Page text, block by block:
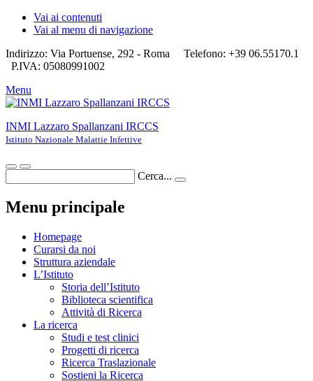
Vai ai contenuti
Vai al menu di navigazione
Indirizzo: Via Portuense, 292 - Roma Telefono: +39 06.55170.1
P.IVA: 05080991002
Menu
INMI Lazzaro Spallanzani IRCCS
Istituto Nazionale Malattie Infettive
Cerca...
Menu principale
Homepage
Curarsi da noi
Struttura aziendale
L’Istituto
Storia dell’Istituto
Biblioteca scientifica
Attività di Ricerca
La ricerca
Studi e test clinici
Progetti di ricerca
Ricerca Traslazionale
Sostieni la Ricerca